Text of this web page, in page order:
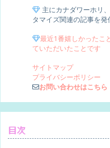
主にカナダワーホリ
タマイズ関連の記事を発
最近1番嬉しかったこ
ていただいたことです
サイトマップ
プライバシーポリシー
お問い合わせはこちら
目次